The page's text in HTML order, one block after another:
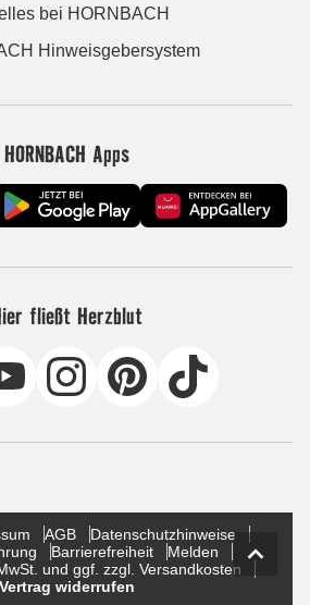
bei HORNBACH
Hinweisgebersystem
HORNBACH Apps
fließt Herzblut
AGB
Datenschutzhinweise
Barrierefreiheit
Melden
und ggf. zzgl. Versandkosten
Vertrag widerrufen